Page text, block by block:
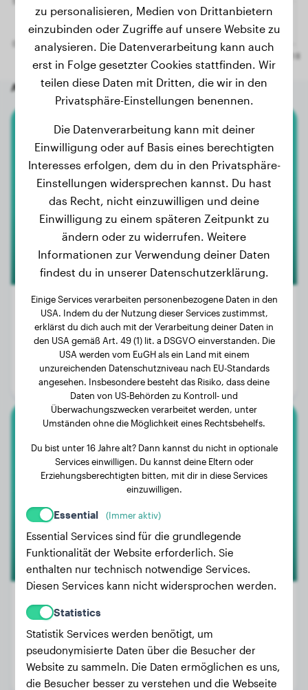
Andere zufällige Hunde
Akita Inu
Vasko
Gewicht:
4 kg
1 Jahr, 10 Monate
Geschlecht:
Rüde
Lio
Gewicht:
Alter:
4 Jahre, 7 Monate
Geschlecht:
Rüde
zu personalisieren, Medien von Drittanbietern
einzubinden oder Zugriffe auf unsere Website zu
analysieren. Die Datenverarbeitung kann auch
erst in Folge gesetzter Cookies stattfinden. Wir
teilen diese Daten mit Dritten, die wir in den
Privatsphäre-Einstellungen benennen.
Die Datenverarbeitung kann mit deiner
Einwilligung oder auf Basis eines berechtigten
Interesses erfolgen, dem du in den Privatsphäre-
Einstellungen widersprechen kannst. Du hast
das Recht, nicht einzuwilligen und deine
Einwilligung zu einem späteren Zeitpunkt zu
ändern oder zu widerrufen. Weitere
Informationen zur Verwendung deiner Daten
findest du in unserer Datenschutzerklärung.
Einige Services verarbeiten personenbezogene Daten in den
USA. Indem du der Nutzung dieser Services zustimmst,
erklärst du dich auch mit der Verarbeitung deiner Daten in
den USA gemäß Art. 49 (1) lit. a DSGVO einverstanden. Die
USA werden vom EuGH als ein Land mit einem
unzureichenden Datenschutzniveau nach EU-Standards
angesehen. Insbesondere besteht das Risiko, dass deine
Daten von US-Behörden zu Kontroll- und
Überwachungszwecken verarbeitet werden, unter
Umständen ohne die Möglichkeit eines Rechtsbehelfs.
Du bist unter 16 Jahre alt? Dann kannst du nicht in optionale
Services einwilligen. Du kannst deine Eltern oder
Erziehungsberechtigten bitten, mit dir in diese Services
einzuwilligen.
Essential (Immer aktiv)
Essential Services sind für die grundlegende
Funktionalität der Website erforderlich. Sie
enthalten nur technisch notwendige Services.
Diesen Services kann nicht widersprochen werden.
Statistics
Statistik Services werden benötigt, um
pseudonymisierte Daten über die Besucher der
Website zu sammeln. Die Daten ermöglichen es uns,
die Besucher besser zu verstehen und die Webseite